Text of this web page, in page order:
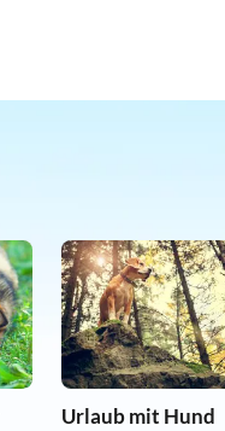
Urlaub mit Hund